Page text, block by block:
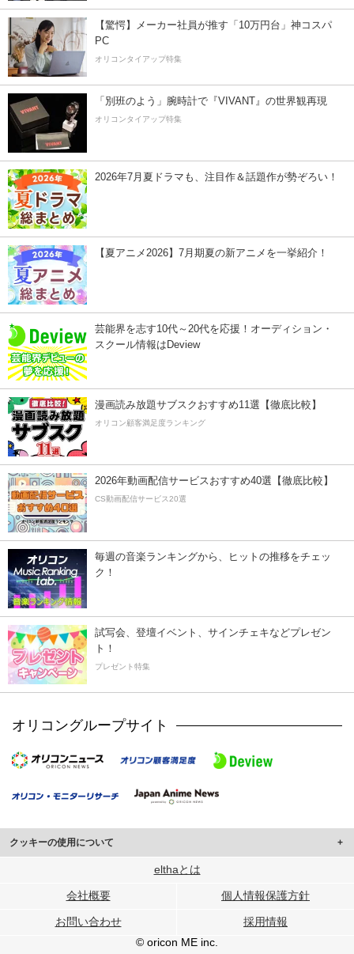
【驚愕】メーカー社員が推す「10万円台」神コスパ
PC
オリコンタイアップ特集
「別班のよう」腕時計で『VIVANT』の世界観再現
オリコンタイアップ特集
2026年7月夏ドラマも、注目作＆話題作が勢ぞろい！
【夏アニメ2026】7月期夏の新アニメを一挙紹介！
芸能界を志す10代～20代を応援！オーディション・
スクール情報はDeview
漫画読み放題サブスクおすすめ11選【徹底比較】
オリコン顧客満足度ランキング
2026年動画配信サービスおすすめ40選【徹底比較】
CS動画配信サービス20選
毎週の音楽ランキングから、ヒットの推移をチェッ
ク！
試写会、登壇イベント、サインチェキなどプレゼン
ト！
プレゼント特集
オリコングループサイト
クッキーの使用について
このサイトでは Cookie を使用して、ユーザーに合わせたコンテンツや広告の
行っています。
メディアや広告配信、データ解析の各パートナーに提供しています。
各パートナーは、この情報とユーザーが各パートナーに提供した他の情報や、
ユーザーが各パートナーのサービスを使用したときに収集した他の情報を組み
elthaとは
会社概要 個人情報保護方針
お問い合わせ
採用情報
© oricon ME inc.